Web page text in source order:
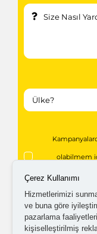
olabilmem
Kişisel
açık
Çerez Kullanımı
Hizmetlerimizi
ve buna göre
pazarlama
kişiselleştirilmiş